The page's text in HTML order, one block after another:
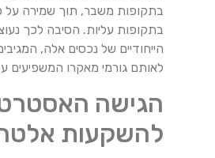
בתקופות משבר, תוך שמירה על
בתקופות עליות. הסיבה לכך
הייחודיים של נכסים אלה,
לאותם גורמי מאקרו המשפיעים
הגישה
להשקעות